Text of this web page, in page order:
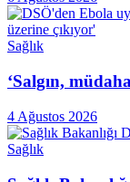
Sağlık
‘Salgın,
4 Ağustos 2026
Sağlık